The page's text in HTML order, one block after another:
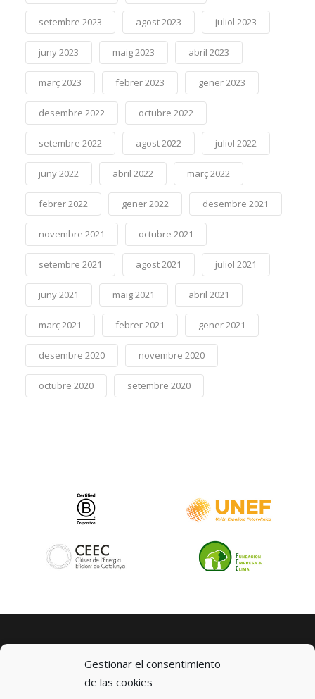
Gestionar el consentimiento
de las cookies
setembre 2023 agost 2023 juliol 2023
juny 2023 maig 2023 abril 2023
març 2023 febrer 2023 gener 2023
desembre 2022 octubre 2022
setembre 2022 agost 2022 juliol 2022
juny 2022 abril 2022 març 2022
febrer 2022 gener 2022 desembre 2021
novembre 2021 octubre 2021
setembre 2021 agost 2021 juliol 2021
juny 2021 maig 2021 abril 2021
març 2021 febrer 2021 gener 2021
desembre 2020 novembre 2020
octubre 2020 setembre 2020